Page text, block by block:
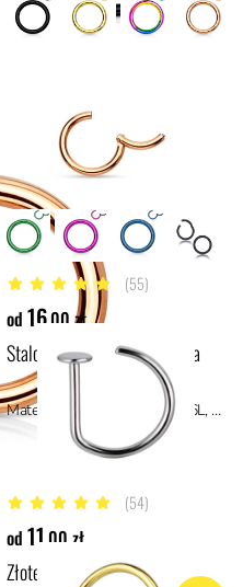
złota
5 z 5 gwiazdek (55)
od 16,00 zł
Stalowe kółko D-ring do nosa
Materiał: stal chirurgiczna 316L, stal
4.7 z 5 gwiazdek (54)
od 11 ,00 zł
Złote rozginane kółko